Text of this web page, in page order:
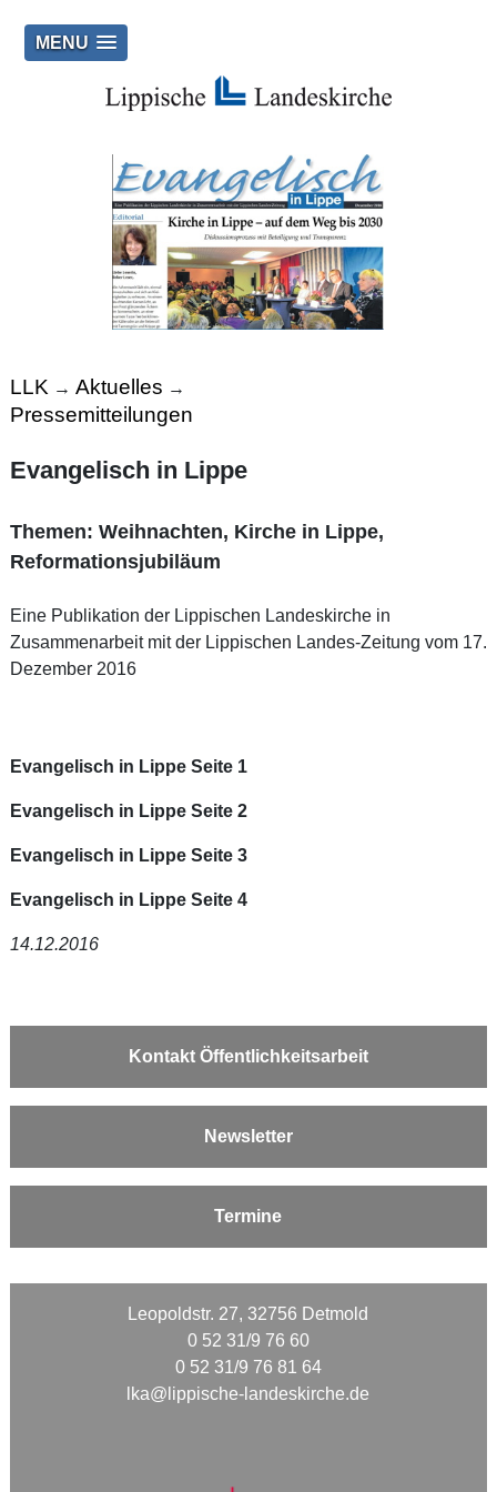
MENU
LLK → Aktuelles →
Pressemitteilungen
Evangelisch in Lippe
Themen: Weihnachten, Kirche in Lippe,
Reformationsjubiläum
Eine Publikation der Lippischen Landeskirche in
Zusammenarbeit mit der Lippischen Landes-Zeitung vom 17.
Dezember 2016
Evangelisch in Lippe Seite 1
Evangelisch in Lippe Seite 2
Evangelisch in Lippe Seite 3
Evangelisch in Lippe Seite 4
14.12.2016
Kontakt Öffentlichkeitsarbeit
Newsletter
Termine
Leopoldstr. 27, 32756 Detmold
0 52 31/9 76 60
0 52 31/9 76 81 64
lka@lippische-landeskirche.de